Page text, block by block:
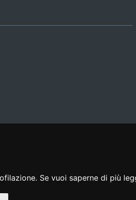
Se vuoi saperne di più
| feedback